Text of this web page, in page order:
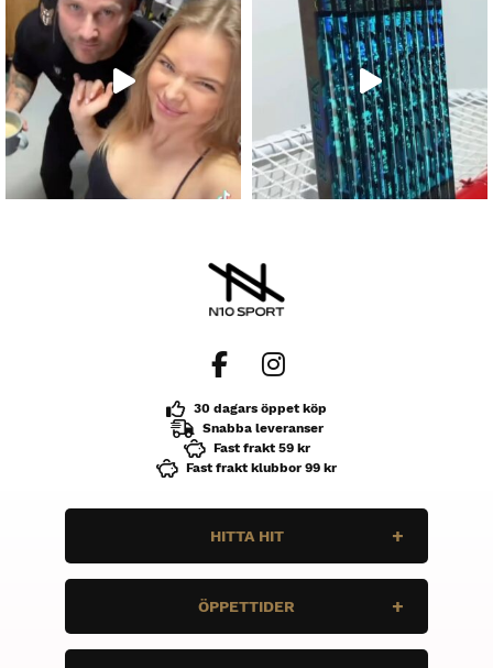
30 dagars öppet köp
Snabba leveranser
Fast frakt 59 kr
Fast frakt klubbor 99 kr
HITTA HIT
735 37 Surahammar
ÖPPETTIDER